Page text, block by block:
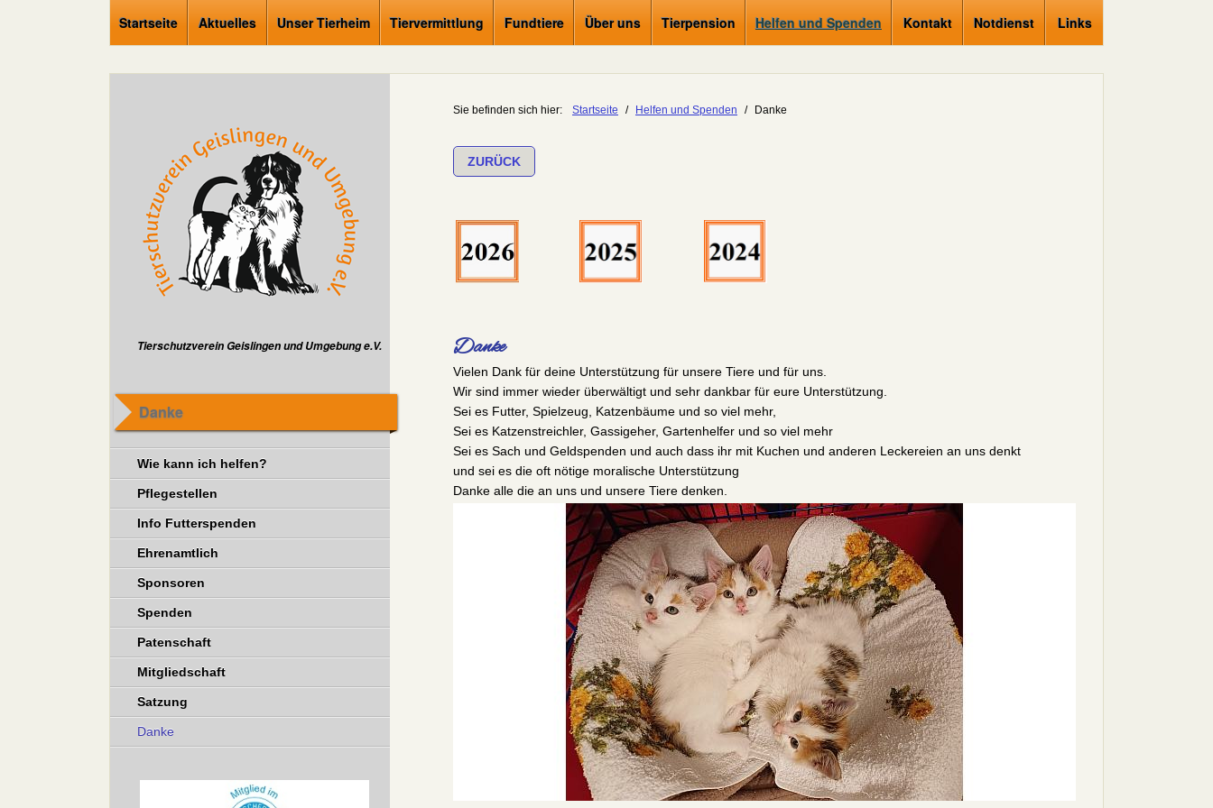
Startseite Aktuelles Unser Tierheim Tiervermittlung Fundtiere Über uns Tierpension Helfen und Spenden Kontakt Notdienst Links
Tierschutzverein Geislingen und Umgebung e.V.
Danke
Wie kann ich helfen?
Pflegestellen
Info Futterspenden
Ehrenamtlich
Sponsoren
Spenden
Patenschaft
Mitgliedschaft
Satzung
Danke
Sie befinden sich hier: Startseite / Helfen und Spenden / Danke
ZURÜCK
Danke
Vielen Dank für deine Unterstützung für unsere Tiere und für uns.
Wir sind immer wieder überwältigt und sehr dankbar für eure Unterstützung.
Sei es Futter, Spielzeug, Katzenbäume und so viel mehr,
Sei es Katzenstreichler, Gassigeher, Gartenhelfer und so viel mehr
Sei es Sach und Geldspenden und auch dass ihr mit Kuchen und anderen Leckereien an uns denkt
und sei es die oft nötige moralische Unterstützung
Danke alle die an uns und unsere Tiere denken.